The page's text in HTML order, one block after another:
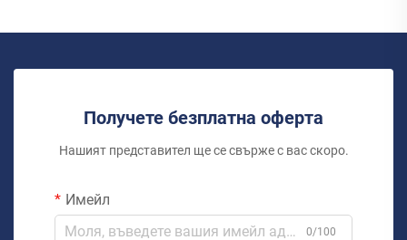
Получете безплатна оферта
Нашият представител ще се свърже с вас скоро.
Имейл
0/100